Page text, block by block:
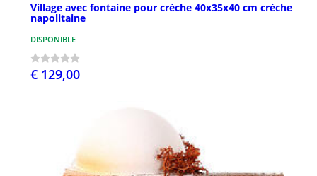
Village avec fontaine pour crèche 40x35x40 cm crèche
napolitaine
DISPONIBLE
€ 129,00